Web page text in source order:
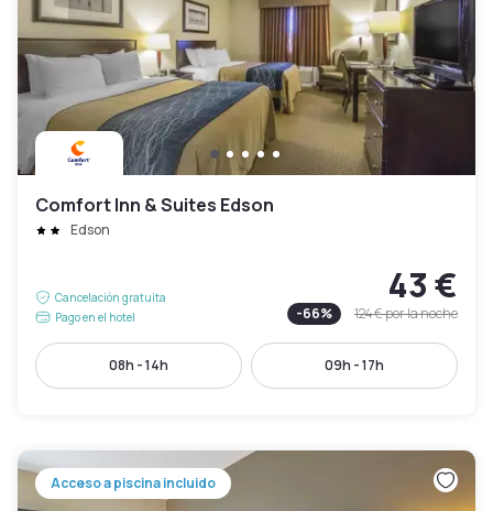
Comfort Inn & Suites Edson
Edson
Cancelación gratuita
Pago en el hotel
43 €
-66% 124 €por la noche
08h - 14h 09h - 17h
Acceso a piscina incluido